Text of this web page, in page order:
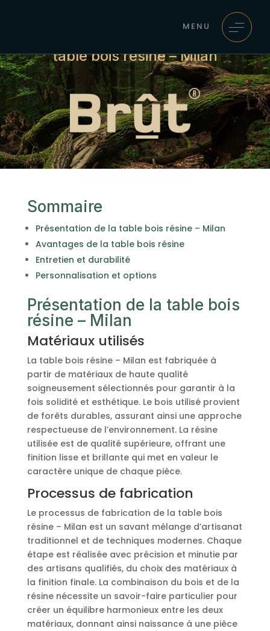
MENU
table bois resine – Milan
Sommaire
Présentation de la table bois résine – Milan
Avantages de la table bois résine
Entretien et durabilité
Personnalisation et options
Présentation de la table bois
résine – Milan
Matériaux utilisés
La table bois résine – Milan est fabriquée à
partir de matériaux de haute qualité
soigneusement sélectionnés pour garantir à la
fois solidité et esthétique. Le bois utilisé provient
de forêts durables, assurant ainsi une approche
respectueuse de l’environnement. La résine
utilisée est de qualité supérieure, offrant une
finition lisse et brillante qui met en valeur le
caractère unique de chaque pièce.
Processus de fabrication
Le processus de fabrication de la table bois
résine – Milan est un savant mélange d’artisanat
traditionnel et de techniques modernes. Chaque
étape est réalisée avec précision et minutie par
des artisans qualifiés, du choix des matériaux à
la finition finale. La combinaison du bois et de la
résine nécessite un savoir-faire particulier pour
créer un équilibre harmonieux entre les deux
matériaux, donnant ainsi naissance à une pièce